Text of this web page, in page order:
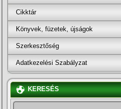
Cikktár
Könyvek, füzetek, újságok
Szerkesztőség
Adatkezelési Szabályzat
KERESÉS